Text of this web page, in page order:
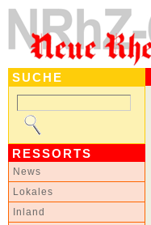
SUCHE
RESSORTS
News
Lokales
Inland